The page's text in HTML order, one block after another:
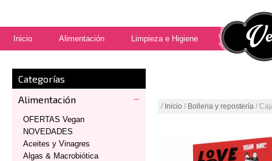
Inicio Alimentación Limpieza e Higiene
Categorías
Alimentación
OFERTAS Vegan
NOVEDADES
Aceites y Vinagres
Algas & Macrobiótica
/ Inicio / Bolleria y repostería /